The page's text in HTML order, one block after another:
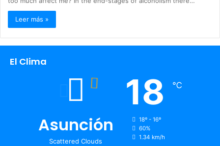
Leer más »
El Clima
Asunción
Scattered Clouds
18 ℃
18º - 16º
60%
1.34 km/h